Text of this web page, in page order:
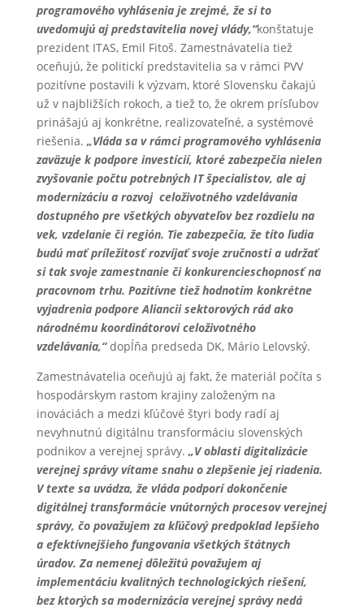
programového vyhlásenia je zrejmé, že si to
uvedomujú aj predstavitelia novej vlády,“konštatuje
prezident ITAS, Emil Fitoš. Zamestnávatelia tiež
oceňujú, že politickí predstavitelia sa v rámci PVV
pozitívne postavili k výzvam, ktoré Slovensku čakajú
už v najbližších rokoch, a tiež to, že okrem prísľubov
prinášajú aj konkrétne, realizovateľné, a systémové
riešenia. „Vláda sa v rámci programového vyhlásenia
zaväzuje k podpore investícií, ktoré zabezpečia nielen
zvyšovanie počtu potrebných IT špecialistov, ale aj
modernizáciu a rozvoj celoživotného vzdelávania
dostupného pre všetkých obyvateľov bez rozdielu na
vek, vzdelanie či región. Tie zabezpečia, že títo ľudia
budú mať príležitosť rozvíjať svoje zručnosti a udržať
si tak svoje zamestnanie či konkurencieschopnosť na
pracovnom trhu. Pozitívne tiež hodnotím konkrétne
vyjadrenia podpore Aliancii sektorových rád ako
národnému koordinátorovi celoživotného
vzdelávania,“dopĺňa predseda DK, Mário Lelovský.
Zamestnávatelia oceňujú aj fakt, že materiál počíta s
hospodárskym rastom krajiny založeným na
inováciách a medzi kľúčové štyri body radí aj
nevyhnutnú digitálnu transformáciu slovenských
podnikov a verejnej správy. „V oblasti digitalizácie
verejnej správy vítame snahu o zlepšenie jej riadenia.
V texte sa uvádza, že vláda podporí dokončenie
digitálnej transformácie vnútorných procesov verejnej
správy, čo považujem za kľúčový predpoklad lepšieho
a efektívnejšieho fungovania všetkých štátnych
úradov. Za nemenej dôležitú považujem aj
implementáciu kvalitných technologických riešení,
bez ktorých sa modernizácia verejnej správy nedá